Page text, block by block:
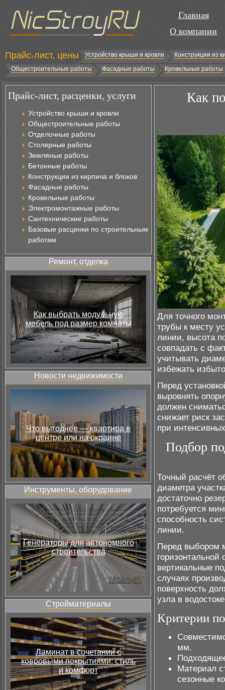
Главная
О компании
Прайс-лист, цены Устройство крыши и кровли
Конструкции из
Общестроительные работы
Фасадные работы Кровельные работы
Прайс-лист, расценки, услуги
Устройство крыши и кровли
Общестроительные работы
Отделочные работы
Столярные работы
Земляные работы
Бетонные работы
Конструкции из кирпича и блоков
Фасадные работы
Кровельные работы
Электромонтажные работы
Сантехнические работы
Базовые расценки по строительным
работам
Ремонт, отделка
Как выбрать модульную
мебель под размер комнаты
Новости недвижимости
Что выгоднее — квартира в
центре или на окраине
Инструменты, оборудование
Генераторы для автономного
строительства
Стройматериалы
Ламинат в сочетании с
ковровыми покрытиями: стиль
и комфорт
Как
Для точного
трубы к месту
линии, высота
совпадать с
учитывать
избежать
Перед
выровнять
должен
снижает риск
при
Подбор
Точный расчёт
диаметра
достаточно
потребуется
способность
линии.
Перед выбором
вертикальные
случаях
поверхность
узла в
Критерии
мм.
Материал
сезонные